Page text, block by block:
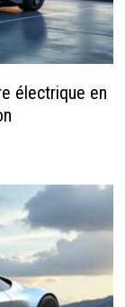
électrique en